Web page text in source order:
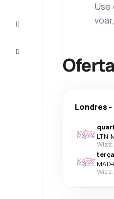
Use
Londres-
LTN-
Wizz
MAD-
Wizz